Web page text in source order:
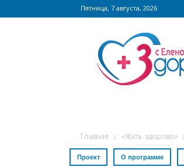
Пятница, 7 августа, 2026
Сайт
zdorovieinfo.ru
крупнейший
медицинский
Главная «Жить здорово»
Проект О программе